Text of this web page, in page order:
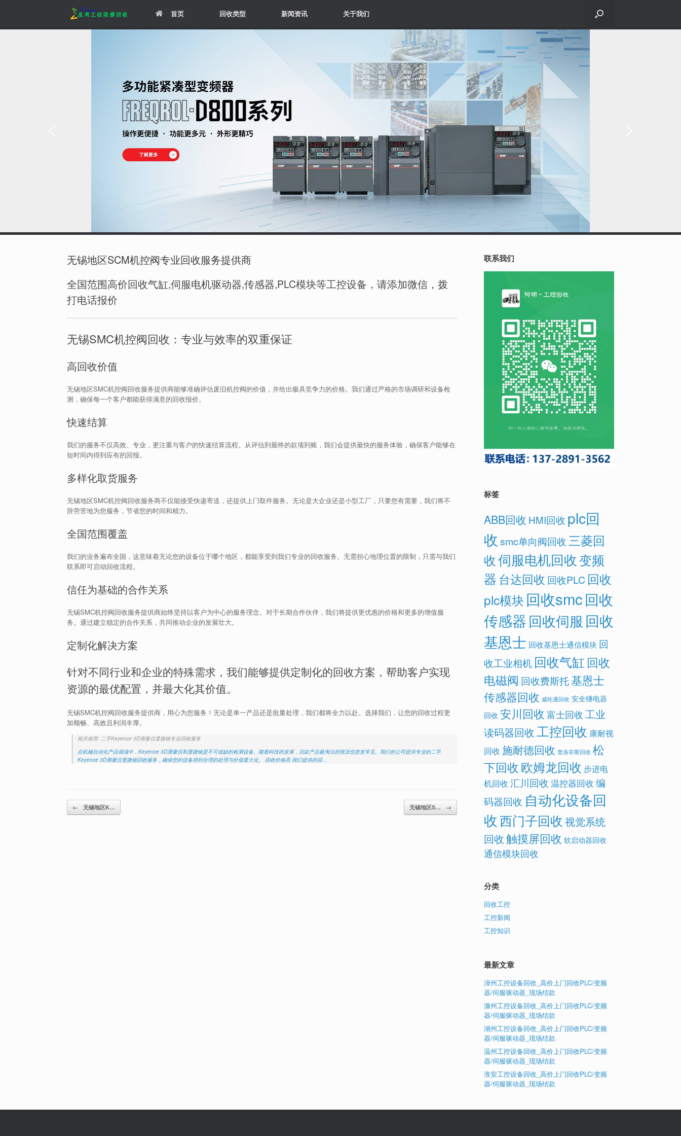
首页 回收类型 新闻资讯 关于我们
无锡地区SCM机控阀专业回收服务提供商
全国范围高价回收气缸,伺服电机驱动器,传感器,PLC模块等工控设备，请添加微信，拨
打电话报价
无锡SMC机控阀回收：专业与效率的双重保证
高回收价值
无锡地区SMC机控阀回收服务提供商能够准确评估废旧机控阀的价值，并给出极具竞争力的价格。我们通过严格的市场调研和设备检
测，确保每一个客户都能获得满意的回收报价。
快速结算
我们的服务不仅高效、专业，更注重与客户的快速结算流程。从评估到最终的款项到账，我们会提供最快的服务体验，确保客户能够在
短时间内得到应有的回报。
多样化取货服务
无锡地区SMC机控阀回收服务商不仅能接受快递寄送，还提供上门取件服务。无论是大企业还是小型工厂，只要您有需要，我们将不
辞劳苦地为您服务，节省您的时间和精力。
全国范围覆盖
我们的业务遍布全国，这意味着无论您的设备位于哪个地区，都能享受到我们专业的回收服务。无需担心地理位置的限制，只需与我们
联系即可启动回收流程。
信任为基础的合作关系
无锡SMC机控阀回收服务提供商始终坚持以客户为中心的服务理念。对于长期合作伙伴，我们将提供更优惠的价格和更多的增值服
务。通过建立稳定的合作关系，共同推动企业的发展壮大。
定制化解决方案
针对不同行业和企业的特殊需求，我们能够提供定制化的回收方案，帮助客户实现
资源的最优配置，并最大化其价值。
无锡SMC机控阀回收服务提供商，用心为您服务！无论是单一产品还是批量处理，我们都将全力以赴。选择我们，让您的回收过程更
加顺畅、高效且利润丰厚。
相关推荐: 二手Keyence 3D测量仪显微镜专业回收服务
在机械自动化产品领域中，Keyence 3D测量仪和显微镜是不可或缺的检测设备。随着科技的发展，旧款产品被淘汰的情况也愈发常见。我们的公司提供专业的二手
Keyence 3D测量仪显微镜回收服务，确保您的设备得到合理的处理与价值最大化。 回收价格高 我们提供的回…
Post navigation
← 无锡地区K… 无锡地区S… →
联系我们
标签
ABB回收 HMI回收 plc回
收 smc单向阀回收三菱回
收伺服电机回收变频
器 台达回收 回收PLC 回收
plc模块 回收smc回收
传感器回收伺服 回收
基恩士 回收基恩士通信模块 回
收工业相机 回收气缸 回收
电磁阀 回收费斯托基恩士
传感器回收 威纶通回收 安全继电器
回收 安川回收 富士回收 工业
读码器回收工控回收 康耐视
回收 施耐德回收 普洛菲斯回收 松
下回收欧姆龙回收 步进电
机回收 汇川回收 温控器回收 编
码器回收 自动化设备回
收西门子回收视觉系统
回收触摸屏回收 软启动器回收
通信模块回收
分类
回收工控
工控新闻
工控知识
最新文章
漳州工控设备回收_高价上门回收PLC/变频
器/伺服驱动器_现场结款
滁州工控设备回收_高价上门回收PLC/变频
器/伺服驱动器_现场结款
湖州工控设备回收_高价上门回收PLC/变频
器/伺服驱动器_现场结款
温州工控设备回收_高价上门回收PLC/变频
器/伺服驱动器_现场结款
淮安工控设备回收_高价上门回收PLC/变频
器/伺服驱动器_现场结款